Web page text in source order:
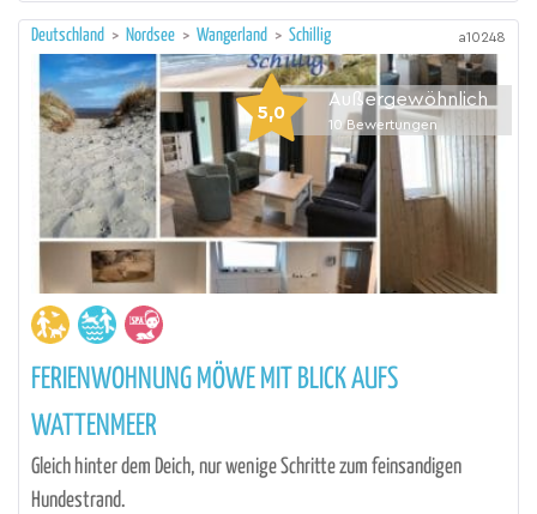
Deutschland > Nordsee > Wangerland > Schillig a10248
5,0
Außergewöhnlich
10 Bewertungen
FERIENWOHNUNG MÖWE MIT BLICK AUFS
WATTENMEER
Gleich hinter dem Deich, nur wenige Schritte zum feinsandigen
Hundestrand.